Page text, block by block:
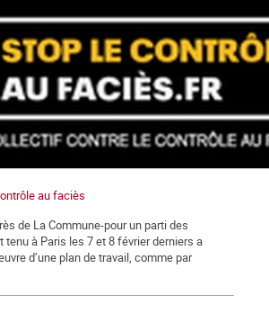
au faciès
de La Commune-pour un parti des
tenu à Paris les 7 et 8 février derniers a
d’une plan de travail, comme par